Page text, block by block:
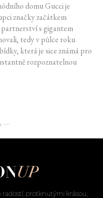
domu Gucci je
značky začátkem
partnerství s gigantem
tedy v půlce roku
která je sice známá pro
rozpoznatelnou
―
radostí, protknutými krásou,